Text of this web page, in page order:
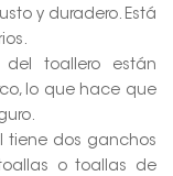
y duradero. Está
del toallero están
lo que hace que
tiene dos ganchos
o toallas de